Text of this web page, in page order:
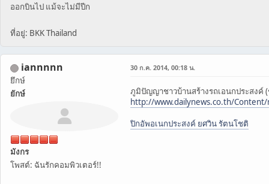
ออกบินไป แม้จะไม่มีปีก
ที่อยู่: BKK Thailand
iannnnn
ยึกษ์
ยักษ์
มังกร
โพสต์: ฉันรักคอมพิวเตอร์!!
30 ก.ค. 2014, 00:18 น.
ภูมิปัญญาชาวบ้านสร้างรถเอนกประสงค์
http://www.dailynews.co.th/
ปิกอัพอเนกประสงค์ ยศวิน รัตนโชติ